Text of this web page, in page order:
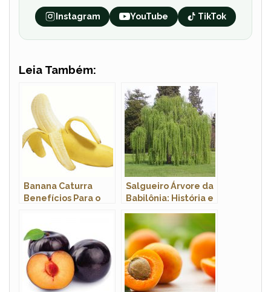
Instagram YouTube TikTok
Leia Também:
Banana Caturra
Benefícios Para o
Salgueiro Árvore da
Babilônia: História e